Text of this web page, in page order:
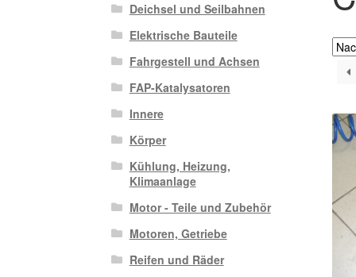
Deichsel und Seilbahnen
Elektrische Bauteile
Fahrgestell und Achsen
FAP-Katalysatoren
Innere
Körper
Kühlung, Heizung,
Klimaanlage
Motor - Teile und Zubehör
Motoren, Getriebe
Reifen und Räder